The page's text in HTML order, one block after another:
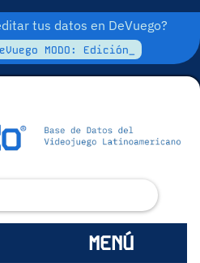
tus datos en DeVuego?
MODO: Edición_
MENÚ